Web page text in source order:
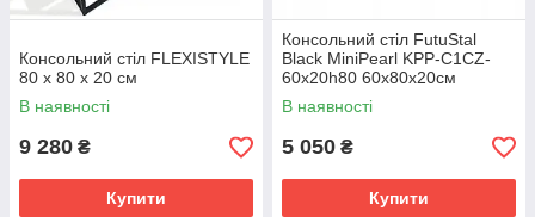
Консольний стіл FLEXISTYLE
80 x 80 x 20 см
В наявності
9 280 ₴
Купити
Консольний стіл FutuStal
Black MiniPearl KPP-C1CZ-
60x20h80 60х80х20см
В наявності
5 050 ₴
Купити